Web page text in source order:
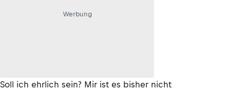
Werbung
Soll ich ehrlich sein? Mir ist es bisher nicht